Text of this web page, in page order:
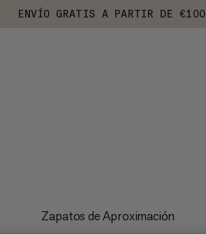
ENVÍO GRATIS A PARTIR DE €100
Zapatos de Aproximación